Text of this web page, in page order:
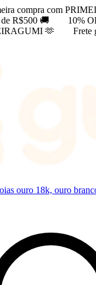
compra com
R$500 🚚
10%
🫶
Frete
ouro 18k, ouro